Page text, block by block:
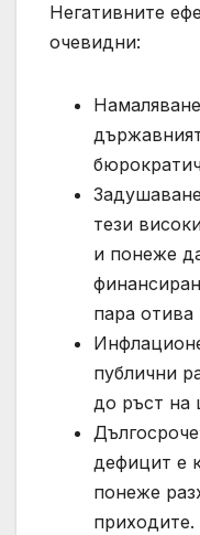
Негативните
очевидни:
тези
и понеже
пара отива
публични
до ръст на
дефицит е
понеже
приходите.